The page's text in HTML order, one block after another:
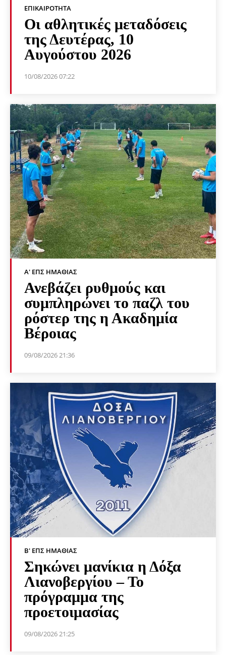
ΕΠΙΚΑΙΡΌΤΗΤΑ
Οι αθλητικές μεταδόσεις
της Δευτέρας, 10
Αυγούστου 2026
10/08/2026 07:22
Α' ΕΠΣ ΗΜΑΘΊΑΣ
Ανεβάζει ρυθμούς και
συμπληρώνει το παζλ του
ρόστερ της η Ακαδημία
Βέροιας
09/08/2026 21:36
Β' ΕΠΣ ΗΜΑΘΊΑΣ
Σηκώνει μανίκια η Δόξα
Λιανοβεργίου – Το
πρόγραμμα της
προετοιμασίας
09/08/2026 21:25